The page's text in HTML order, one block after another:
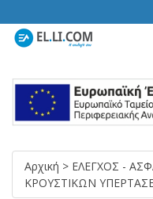
Αρχική > ΕΛΕΓΧΟΣ -
ΚΡΟΥΣΤΙΚΩΝ